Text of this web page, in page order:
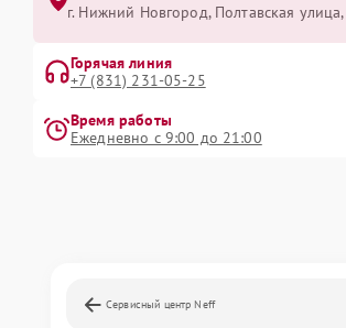
г. Нижний Новгород, Полтавская
Горячая линия
+7 (831) 231-05-25
Время работы
Ежедневно с 9:00 до 21:00
Сервисный центр Neff